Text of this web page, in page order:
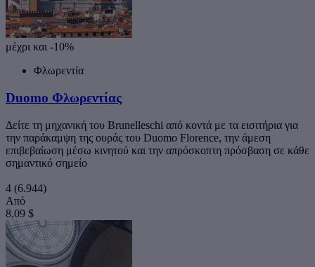
μέχρι και -10%
Φλωρεντία
Duomo Φλωρεντίας
Δείτε τη μηχανική του Brunelleschi από κοντά με τα εισιτήρια για
την παράκαμψη της ουράς του Duomo Florence, την άμεση
επιβεβαίωση μέσω κινητού και την απρόσκοπτη πρόσβαση σε κάθε
σημαντικό σημείο
4 (6.944)
Από
8,09 $